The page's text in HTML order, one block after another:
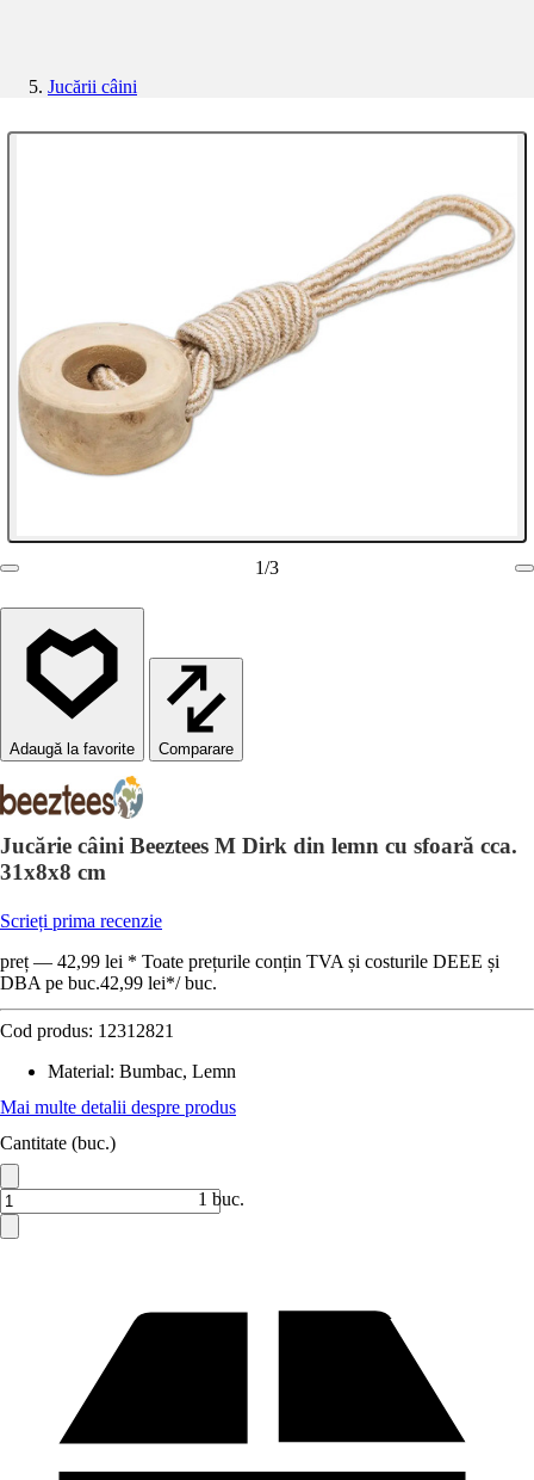
Jucării câini
1/3
Comparare
Jucărie câini Beeztees M Dirk din lemn cu sfoară cca.
31x8x8 cm
Scrieți prima recenzie
preț — 42,99 lei * Toate prețurile conțin TVA și costurile DEEE și
DBA pe buc.42,99 lei*/ buc.
Cod produs: 12312821
Material: Bumbac, Lemn
Mai multe detalii despre produs
Cantitate (buc.)
1 buc.